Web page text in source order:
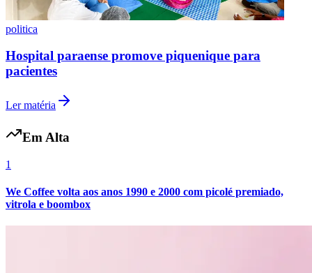
politica
Hospital paraense promove piquenique para
pacientes
Ler matéria
Em Alta
1
We Coffee volta aos anos 1990 e 2000 com picolé premiado,
vitrola e boombox